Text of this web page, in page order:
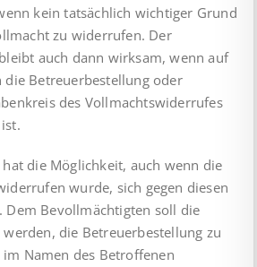
kein tatsächlich wichtiger Grund
zu widerrufen. Der
auch dann wirksam, wenn auf
die Betreuerbestellung oder
des Vollmachtswiderrufes
die Möglichkeit, auch wenn die
wurde, sich gegen diesen
Dem Bevollmächtigten soll die
die Betreuerbestellung zu
Namen des Betroffenen